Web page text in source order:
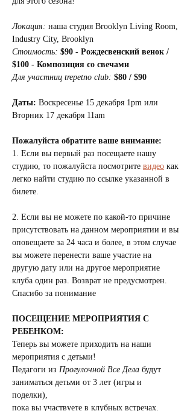
Локация: наша студия Brooklyn Living Room,
Industry City, Brooklyn
Стоимость: $90 - Рождесвенский венок /
$100 - Композиция со свечами
Для участниц trepetno club: $80 / $90
Даты: Воскресенье 15 декабря 1pm или
Вторник 17 декабря 11am
Пожалуйста обратите ваше внимание:
1. Если вы первый раз посещаете нашу
студию, то пожалуйста посмотрите видео как
легко найти студию по ссылке указанной в
билете.
2. Если вы не можете по какой-то причине
присутствовать на данном мероприятии и вы
оповещаете за 24 часа и более, в этом случае
вы можете перенести ваше участие на
другую дату или на другое мероприятие
клуба один раз. Возврат не предусмотрен.
Спасибо за понимание
ПОСЕЩЕНИЕ МЕРОПРИЯТИЯ С
РЕБЕНКОМ:
Теперь вы можете приходить на наши
мероприятия с детьми!
Педагоги из Прогулочной Все Дела будут
заниматься детьми от 3 лет (игры и
поделки),
пока вы участвуете в клубных встречах.